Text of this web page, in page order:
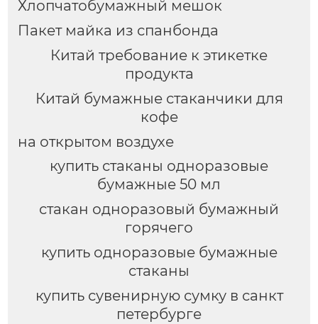
Хлопчатобумажный мешок
Пакет майка из спанбонда
Китай требование к этикетке
продукта
Китай бумажные стаканчики для
кофе
на открытом воздухе
купить стаканы одноразовые
бумажные 50 мл
стакан одноразовый бумажный
горячего
купить одноразовые бумажные
стаканы
купить сувенирную сумку в санкт
петербурге